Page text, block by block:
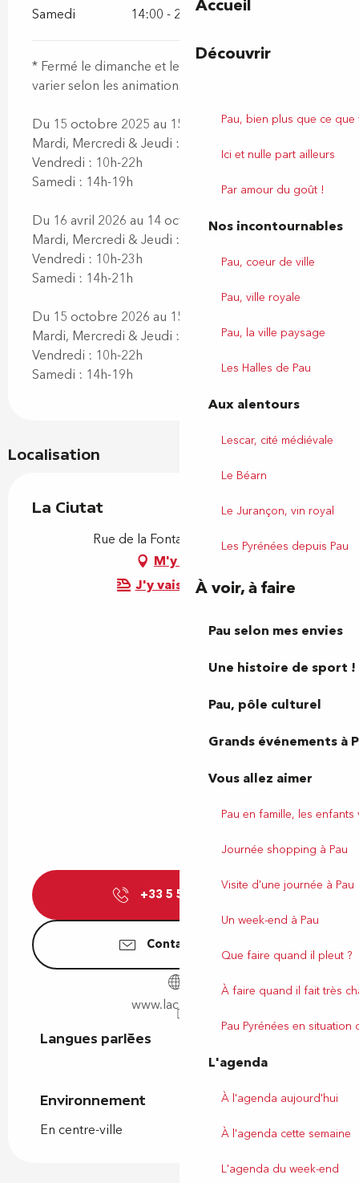
Accueil
Découvrir
Pau, bien plus que ce
Ici et nulle part ailleurs
Par amour du goût !
Nos incontournables
Pau, coeur de ville
Pau, ville royale
Pau, la ville paysage
Les Halles de Pau
Aux alentours
Lescar, cité médiévale
Le Béarn
Le Jurançon, vin royal
Les Pyrénées depuis Pau
À voir, à faire
Pau selon mes envies
Une histoire de sport !
Pau, pôle culturel
Grands événements à
Vous allez aimer
Pau en famille, les
Journée shopping à Pau
Visite d'une journée à Pau
Un week-end à Pau
Que faire quand il pleut ?
À faire quand il fait très
Pau Pyrénées en situation
L'agenda
À l'agenda aujourd'hui
À l'agenda cette semaine
L'agenda du week-end
Samedi 14:00 - 21:00
* Fermé le dimanche et le lundi (horaires pouvant
varier selon les animations)
Du 15 octobre 2025 au 15 avril 2026 :
Mardi, Mercredi & Jeudi : 10h-18h
Vendredi : 10h-22h
Samedi : 14h-19h
Du 16 avril 2026 au 14 octobre 2026 :
Mardi, Mercredi & Jeudi : 10h-21h
Vendredi : 10h-23h
Samedi : 14h-21h
Du 15 octobre 2026 au 15 avril 2027 :
Mardi, Mercredi & Jeudi : 10h-18h
Vendredi : 10h-22h
Samedi : 14h-19h
Localisation
La Ciutat
Rue de la Fontaine, 64000 Pau
M'y rendre
J'y vais en train !
+33 5 59 30 60
Contactez-nous
www.laciutat.org
Langues parlées
Langues parlées
Environnement
Environnement
En centre-ville